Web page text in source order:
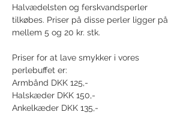
Halvædelsten og ferskvandsperler
tilkøbes. Priser på disse perler ligger på
mellem 5 og 20 kr. stk.
Priser for at lave smykker i vores
perlebuffet er:
Armbånd DKK 125,-
Halskæder DKK 150,-
Ankelkæder DKK 135,-